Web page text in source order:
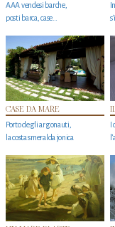
AAA vendesi barche,
posti barca, case…
CASE DA MARE
Porto degli argonauti,
la costa smeralda jonica